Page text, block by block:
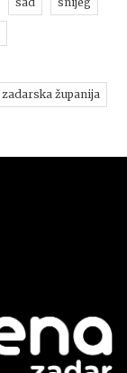
zadarska županija